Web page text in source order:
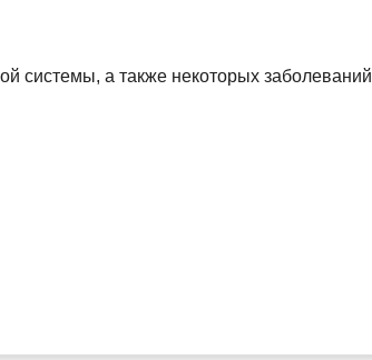
системы, а также некоторых